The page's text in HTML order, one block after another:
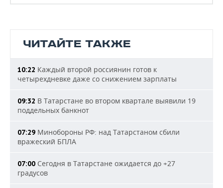
ЧИТАЙТЕ ТАКЖЕ
10:22 Каждый второй россиянин готов к
четырехдневке даже со снижением зарплаты
09:32 В Татарстане во втором квартале выявили 19
поддельных банкнот
07:29 Минобороны РФ: над Татарстаном сбили
вражеский БПЛА
07:00 Сегодня в Татарстане ожидается до +27
градусов